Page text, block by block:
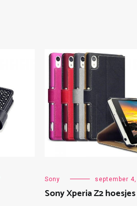
Sony september
Sony Xperia Z2 hoesjes